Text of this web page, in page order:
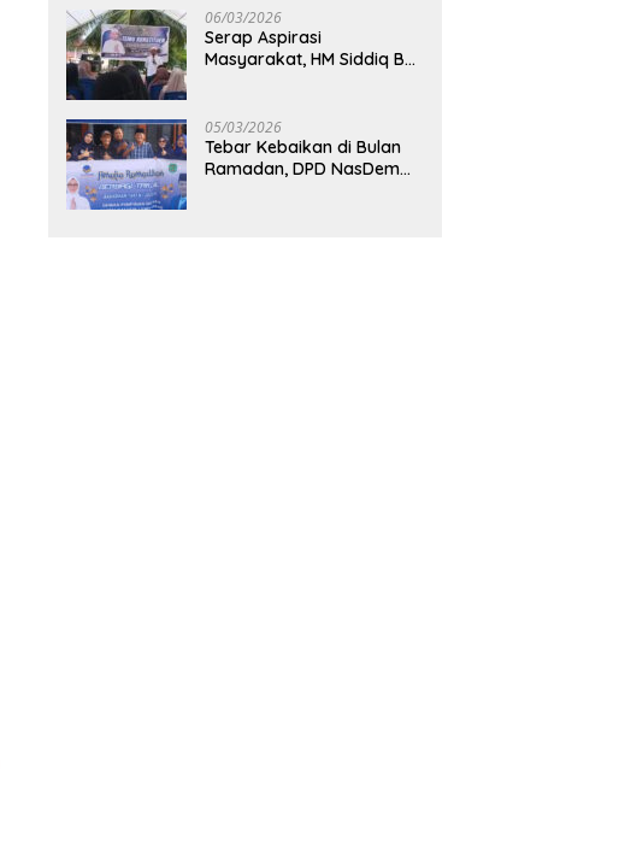
Berkelanjutan
06/03/2026
Serap Aspirasi
Masyarakat, HM Siddiq BM
Timur
05/03/2026
Tebar Kebaikan di Bulan
Ramadan, DPD NasDem